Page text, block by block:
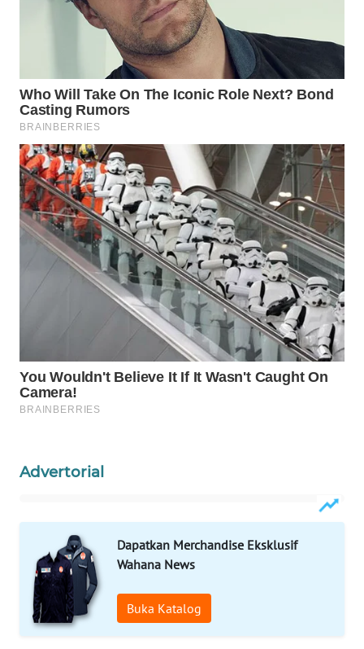
Advertorial
Dapatkan Merchandise Eksklusif
Wahana News
Buka Katalog
Wahana
Network
KONSUMEN
LISTRIK
MASYARAKAT
KELISTRIKAN
WALINKI
MARTABAT
NET
WATCH
LPKKI
LKKI